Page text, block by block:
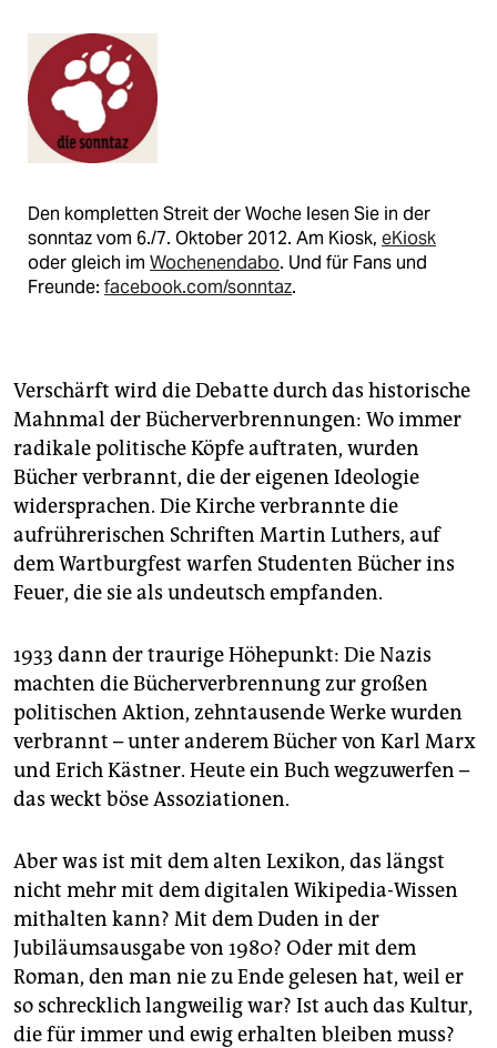
Den kompletten Streit der Woche lesen Sie in der
sonntaz vom 6./7. Oktober 2012. Am Kiosk, eKiosk
oder gleich im Wochenendabo. Und für Fans und
Freunde: facebook.com/sonntaz.
Verschärft wird die Debatte durch das historische
Mahnmal der Bücherverbrennungen: Wo immer
radikale politische Köpfe auftraten, wurden
Bücher verbrannt, die der eigenen Ideologie
widersprachen. Die Kirche verbrannte die
aufrührerischen Schriften Martin Luthers, auf
dem Wartburgfest warfen Studenten Bücher ins
Feuer, die sie als undeutsch empfanden.
1933 dann der traurige Höhepunkt: Die Nazis
machten die Bücherverbrennung zur großen
politischen Aktion, zehntausende Werke wurden
verbrannt – unter anderem Bücher von Karl Marx
und Erich Kästner. Heute ein Buch wegzuwerfen –
das weckt böse Assoziationen.
Aber was ist mit dem alten Lexikon, das längst
nicht mehr mit dem digitalen Wikipedia-Wissen
mithalten kann? Mit dem Duden in der
Jubiläumsausgabe von 1980? Oder mit dem
Roman, den man nie zu Ende gelesen hat, weil er
so schrecklich langweilig war? Ist auch das Kultur,
die für immer und ewig erhalten bleiben muss?